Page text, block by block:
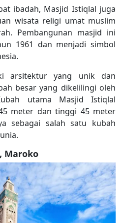
ibadah, Masjid Istiqlal juga
wisata religi umat muslim
Pembangunan masjid ini
1961 dan menjadi simbol
arsitektur yang unik dan
besar yang dikelilingi oleh
utama Masjid Istiqlal
meter dan tinggi 45 meter
sebagai salah satu kubah
Maroko